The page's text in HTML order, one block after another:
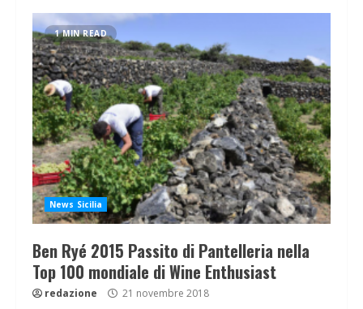
1 MIN READ
News Sicilia
Ben Ryé 2015 Passito di Pantelleria nella
Top 100 mondiale di Wine Enthusiast
redazione 21 novembre 2018